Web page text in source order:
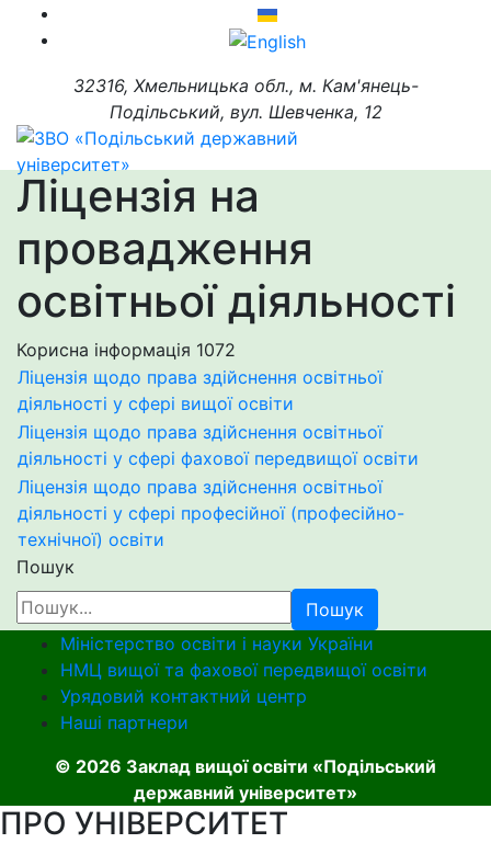
32316, Хмельницька обл., м. Кам'янець-
Подільський, вул. Шевченка, 12
Ліцензія на
провадження
освітньої діяльності
Корисна інформація 1072
Ліцензія щодо права здійснення освітньої
діяльності у сфері вищої освіти
Ліцензія щодо права здійснення освітньої
діяльності у сфері фахової передвищої освіти
Ліцензія щодо права здійснення освітньої
діяльності у сфері професійної (професійно-
технічної) освіти
Пошук
Пошук
Міністерство освіти і науки України
НМЦ вищої та фахової передвищої освіти
Урядовий контактний центр
Наші партнери
© 2026 Заклад вищої освіти «Подільський
державний університет»
ПРО УНІВЕРСИТЕТ